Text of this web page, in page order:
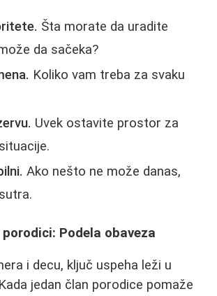
Šta morate da uradite
da sačeka?
Koliko vam treba za svaku
Uvek ostavite prostor za
Ako nešto ne može danas,
Podela obaveza
i decu, ključ uspeha leži u
jedan član porodice pomaže